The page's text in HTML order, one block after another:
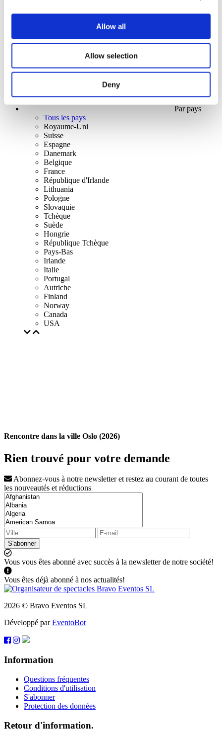
Allow all
Allow selection
Deny
Concerts
Music
Par pays
Tous les pays
Royaume-Uni
Suisse
Espagne
Danemark
Belgique
France
République d'Irlande
Lithuania
Pologne
Slovaquie
Tchèque
Suède
Hongrie
République Tchèque
Pays-Bas
Irlande
Italie
Portugal
Autriche
Finland
Norway
Canada
USA
Rencontre dans la ville Oslo (2026)
Rien trouvé pour votre demande
Abonnez-vous à notre newsletter et restez au courant de toutes
les nouveautés et réductions
S'abonner
Vous vous êtes abonné avec succès à la newsletter de notre société!
Vous êtes déjà abonné à nos actualités!
2026 © Bravo Eventos SL
Développé parEventoBot
Information
Questions fréquentes
Conditions d'utilisation
S'abonner
Protection des données
Retour d'information.